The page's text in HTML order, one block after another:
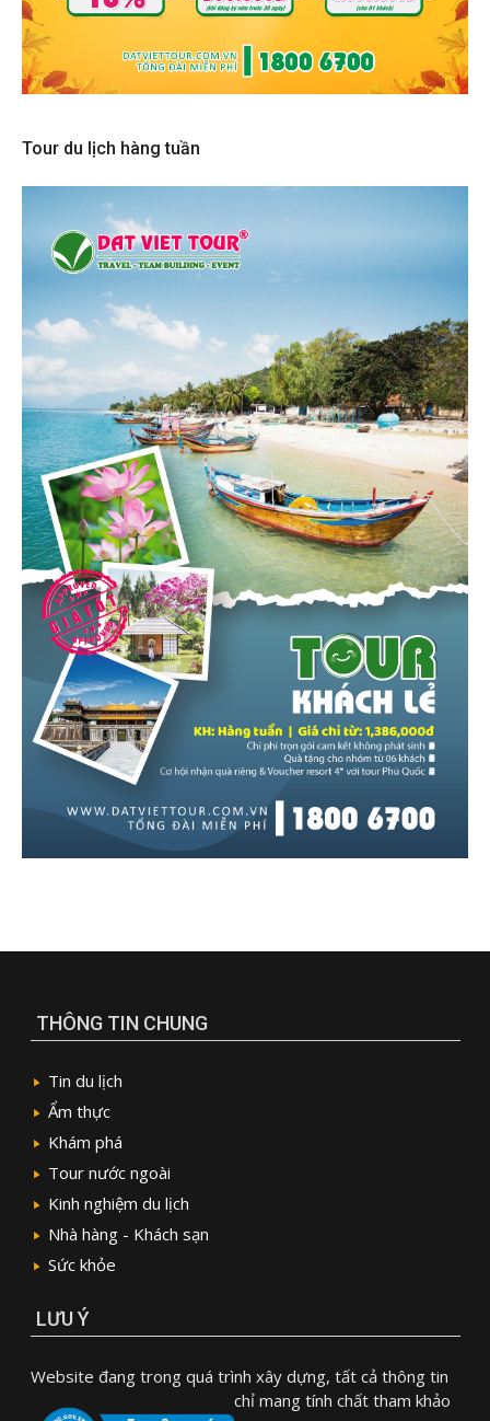
Tour du lịch hàng tuần
THÔNG TIN CHUNG
Tin du lịch
Ẩm thực
Khám phá
Tour nước ngoài
Kinh nghiệm du lịch
Nhà hàng - Khách sạn
Sức khỏe
LƯU Ý
Website đang trong quá trình xây dựng, tất cả thông tin
chỉ mang tính chất tham khảo